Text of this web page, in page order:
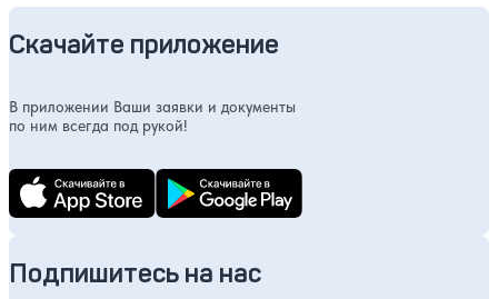
Скачайте приложение
В приложении Ваши заявки и документы
по ним всегда под рукой!
Подпишитесь на нас